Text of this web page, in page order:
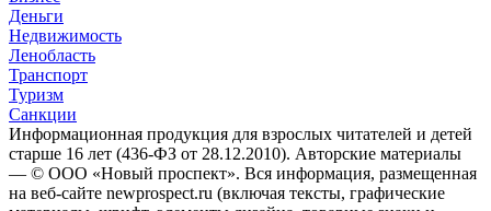
Деньги
Недвижимость
Ленобласть
Транспорт
Туризм
Санкции
Информационная продукция для взрослых читателей и детей
старше 16 лет (436-ФЗ от 28.12.2010). Авторские материалы
— © ООО «Новый проспект». Вся информация, размещенная
на веб-сайте newprospect.ru (включая тексты, графические